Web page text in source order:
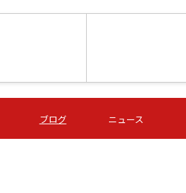
節 09/05 (土) 16:00
ＡＧＦ
-
いちご
-
ブログ ニュース